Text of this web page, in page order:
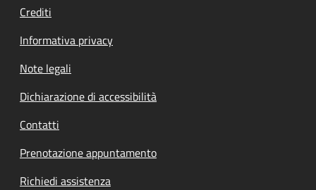
Crediti
Informativa privacy
Note legali
Dichiarazione di accessibilità
Contatti
Prenotazione appuntamento
Richiedi assistenza